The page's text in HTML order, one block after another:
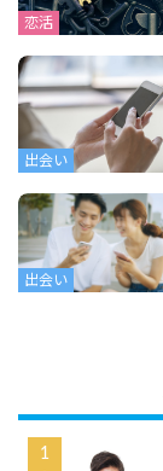
恋活
出会い
出会い